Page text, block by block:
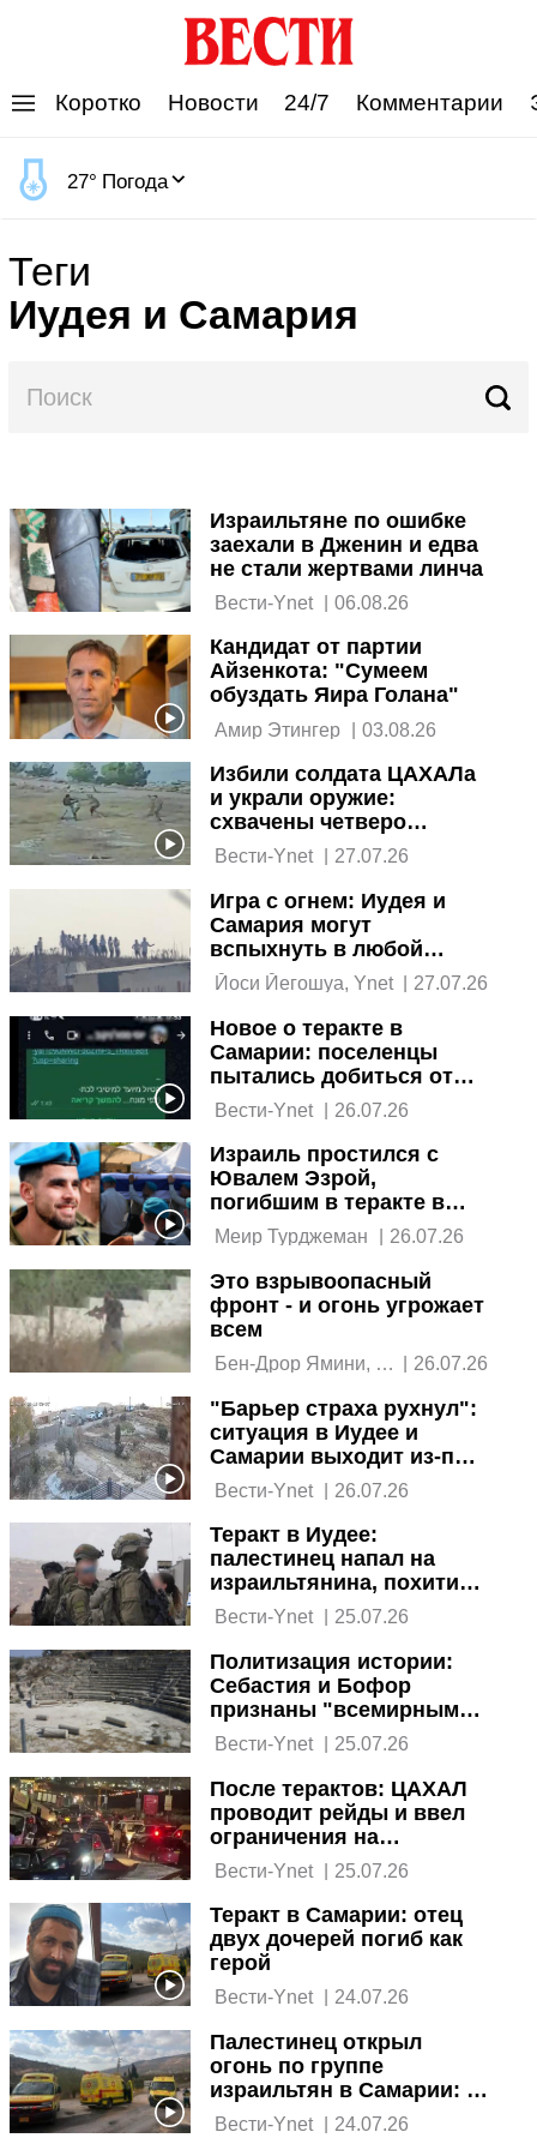
Коротко Новости 24/7 Комментарии
27° Погода
Теги
Иудея и Самария
Израильтяне по ошибке
заехали в Дженин и едва
не стали жертвами линча
Вести-Ynet | 06.08.26
Кандидат от партии
Айзенкота: "Сумеем
обуздать Яира Голана"
Амир Этингер | 03.08.26
Избили солдата ЦАХАЛа
и украли оружие:
схвачены четверо
палестинских
террористов
Вести-Ynet | 27.07.26
Игра с огнем: Иудея и
Самария могут
вспыхнуть в любой
момент
Йоси Йегошуа, Ynet | 27.07.26
Новое о теракте в
Самарии: поселенцы
пытались добиться от
ЦАХАЛа охраны, но
безуспешно
Вести-Ynet | 26.07.26
Израиль простился с
Ювалем Эзрой,
погибшим в теракте в
Самарии
26.07.26
Это взрывоопасный
фронт - и огонь угрожает
всем
Бен-Дрор Ямини,
| 26.07.26
"Барьер страха рухнул":
ситуация в Иудее и
Самарии выходит из-под
контроля Вести-Ynet | 26.07.26
Теракт в Иудее:
палестинец напал на
израильтянина, похитил
его оружие и открыл
огонь
Вести-Ynet 25.07.26
Политизация истории:
Себастия и Бофор
признаны "всемирным
наследием под угрозой"
Вести-Ynet | 25.07.26
После терактов: ЦАХАЛ
проводит рейды и ввел
ограничения на
передвижение в Иудее и
Самарии
Вести-Ynet | 25.07.26
Теракт в Самарии: отец
двух дочерей погиб как
герой
Вести-Ynet 24.07.26
Палестинец открыл
огонь по группе
израильтян в Самарии: 1
убит, трое ранены
Вести-Ynet | 24.07.26